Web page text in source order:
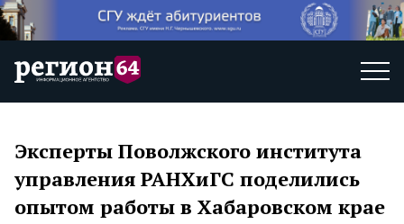
Эксперты Поволжского института
управления РАНХиГС поделились
опытом работы в Хабаровском крае